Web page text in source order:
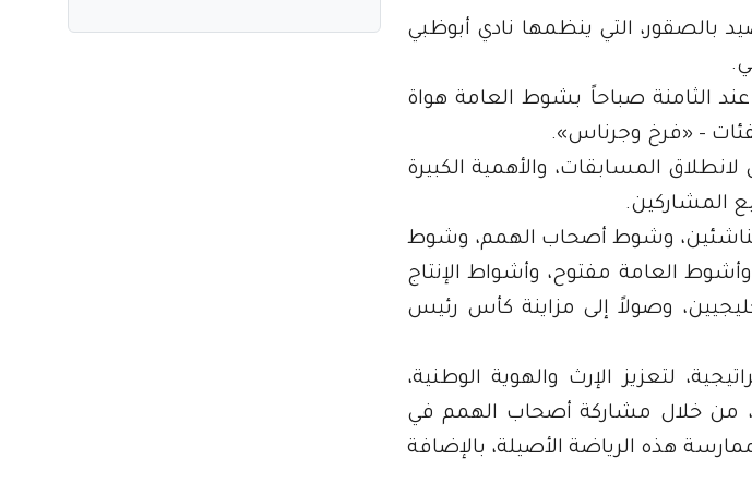
بالصقور، التي ينظمها نادي أبوظبي
بإقامة 3 أشواط نهائية، تبدأ عند الثامنة صباحاً بشوط العامة هواة
- «فرخ وجرناس».
المسابقات، والأهمية الكبيرة
المشاركين.
وشوط أصحاب الهمم، وشوط
العامة مفتوح، وأشواط الإنتاج
وصولاً إلى مزاينة كأس رئيس
لتعزيز الإرث والهوية الوطنية،
من خلال مشاركة أصحاب الهمم في
هذه الرياضة الأصيلة، بالإضافة